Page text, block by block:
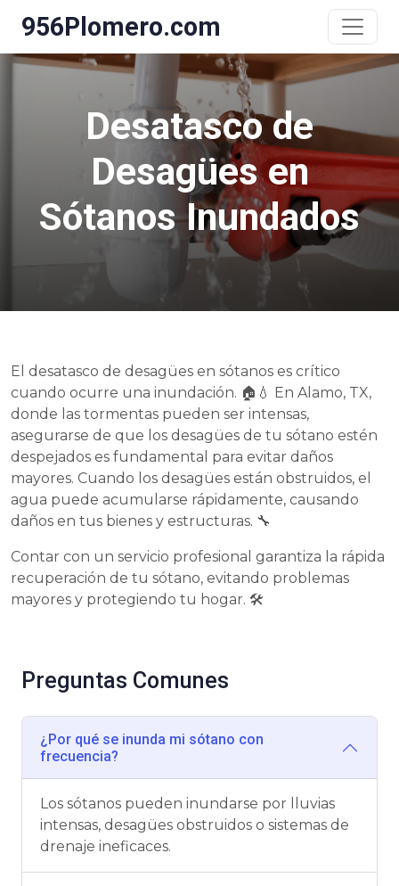
956Plomero.com
Desatasco de
Desagües en
Sótanos Inundados
El desatasco de desagües en sótanos es crítico
cuando ocurre una inundación. 🏠💧 En Alamo, TX,
donde las tormentas pueden ser intensas,
asegurarse de que los desagües de tu sótano estén
despejados es fundamental para evitar daños
mayores. Cuando los desagües están obstruidos, el
agua puede acumularse rápidamente, causando
daños en tus bienes y estructuras. 🔧
Contar con un servicio profesional garantiza la rápida
recuperación de tu sótano, evitando problemas
mayores y protegiendo tu hogar. 🛠️
Preguntas Comunes
¿Por qué se inunda mi sótano con
frecuencia?
Los sótanos pueden inundarse por lluvias
intensas, desagües obstruidos o sistemas de
drenaje ineficaces.